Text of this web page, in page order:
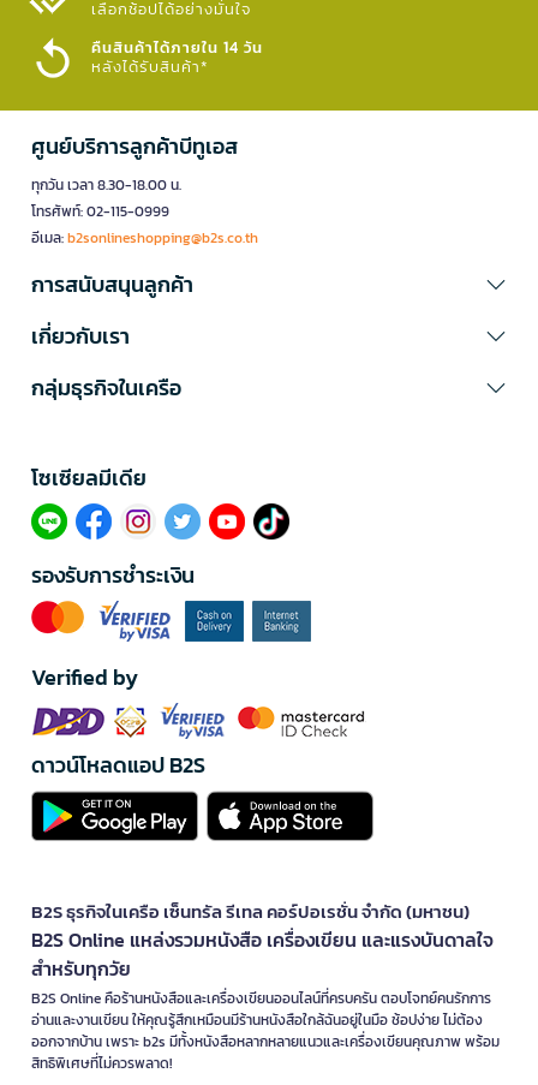
เลือกช้อปได้อย่างมั่นใจ​
คืนสินค้าได้ภายใน 14 วัน
หลังได้รับสินค้า*
ศูนย์บริการลูกค้าบีทูเอส
ทุกวัน เวลา 8.30-18.00 น.
โทรศัพท์: 02-115-0999
อีเมล:b2sonlineshopping@b2s.co.th
การสนับสนุนลูกค้า
เกี่ยวกับเรา
กลุ่มธุรกิจในเครือ
โซเซียลมีเดีย​
รองรับการชำระเงิน
Verified by
ดาวน์โหลดแอป B2S
B2S ธุรกิจในเครือ เซ็นทรัล รีเทล คอร์ปอเรชั่น จำกัด (มหาชน)
B2S Online แหล่งรวมหนังสือ เครื่องเขียน และแรงบันดาลใจ
สำหรับทุกวัย
B2S Online คือร้านหนังสือและเครื่องเขียนออนไลน์ที่ครบครัน ตอบโจทย์คนรักการ
อ่านและงานเขียน ให้คุณรู้สึกเหมือนมีร้านหนังสือใกล้ฉันอยู่ในมือ ช้อปง่าย ไม่ต้อง
ออกจากบ้าน เพราะ b2s มีทั้งหนังสือหลากหลายแนวและเครื่องเขียนคุณภาพ พร้อม
สิทธิพิเศษที่ไม่ควรพลาด!